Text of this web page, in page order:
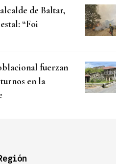
de Baltar,
“Foi
fuerzan
en la